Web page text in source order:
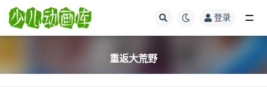
登录
重返大荒野